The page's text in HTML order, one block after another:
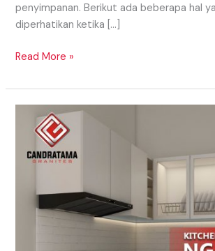
penyimpanan. Berikut ada beberapa hal
diperhatikan ketika […]
Read More »
Penggunaan
Macam
Kitchen
Set
Ampat